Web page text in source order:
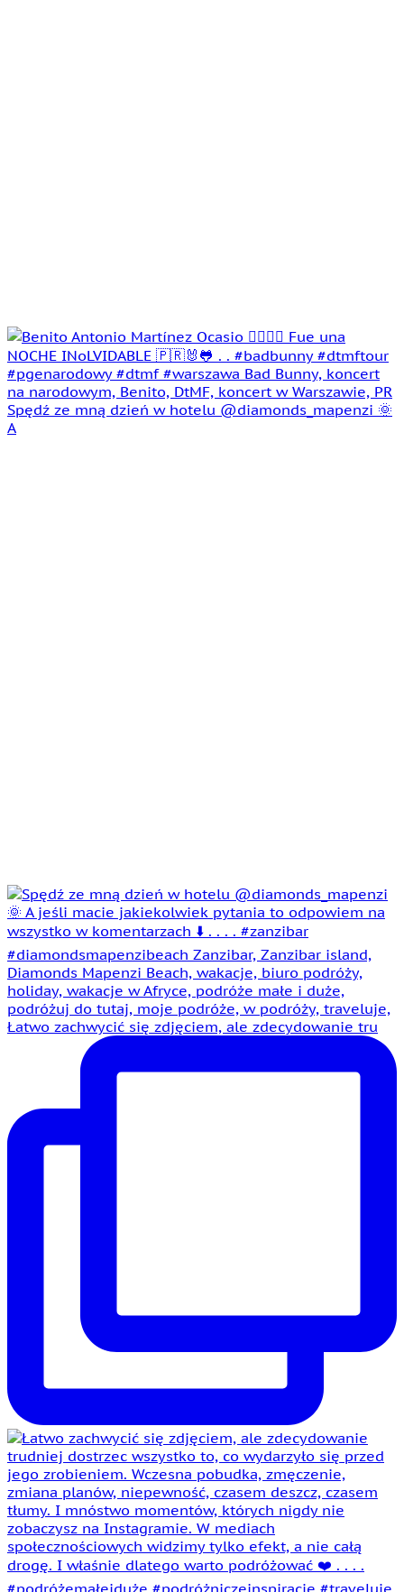
Spędź ze mną dzień w hotelu @diamonds_mapenzi 🌞
A
Łatwo zachwycić się zdjęciem, ale zdecydowanie tru